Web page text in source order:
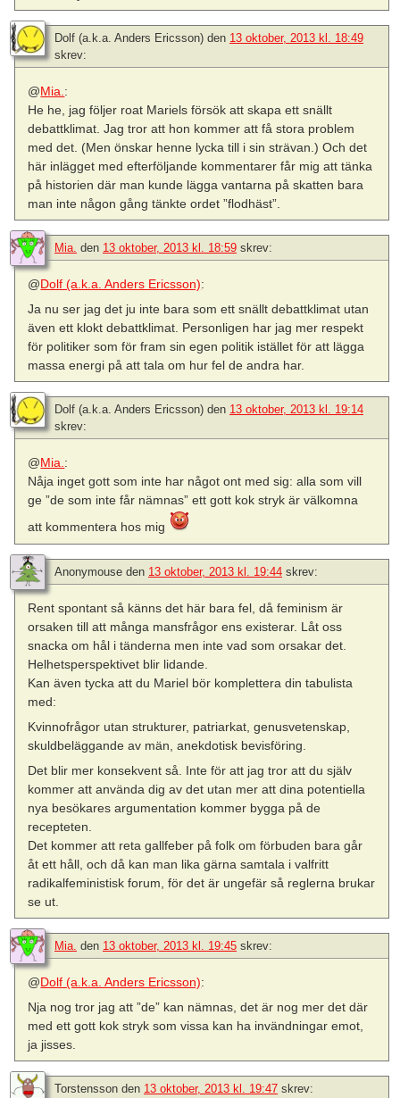
Dolf (a.k.a. Anders Ericsson) den 13 oktober, 2013 kl. 18:49
skrev:
@Mia. :
He he, jag följer roat Mariels försök att skapa ett snällt
debattklimat. Jag tror att hon kommer att få stora problem
med det. (Men önskar henne lycka till i sin strävan.) Och det
här inlägget med efterföljande kommentarer får mig att tänka
på historien där man kunde lägga vantarna på skatten bara
man inte någon gång tänkte ordet ”flodhäst”.
Mia. den 13 oktober, 2013 kl. 18:59 skrev:
@Dolf (a.k.a. Anders Ericsson):
Ja nu ser jag det ju inte bara som ett snällt debattklimat utan
även ett klokt debattklimat. Personligen har jag mer respekt
för politiker som för fram sin egen politik istället för att lägga
massa energi på att tala om hur fel de andra har.
Dolf (a.k.a. Anders Ericsson) den 13 oktober, 2013 kl. 19:14
skrev:
@Mia.:
Nåja inget gott som inte har något ont med sig: alla som vill
ge ”de som inte får nämnas” ett gott kok stryk är välkomna
att kommentera hos mig
Anonymouse den 13 oktober, 2013 kl. 19:44 skrev:
Rent spontant så känns det här bara fel, då feminism är
orsaken till att många mansfrågor ens existerar. Låt oss
snacka om hål i tänderna men inte vad som orsakar det.
Helhetsperspektivet blir lidande.
Kan även tycka att du Mariel bör komplettera din tabulista
med:
Kvinnofrågor utan strukturer, patriarkat, genusvetenskap,
skuldbeläggande av män, anekdotisk bevisföring.
Det blir mer konsekvent så. Inte för att jag tror att du själv
kommer att använda dig av det utan mer att dina potentiella
nya besökares argumentation kommer bygga på de
recepteten.
Det kommer att reta gallfeber på folk om förbuden bara går
åt ett håll, och då kan man lika gärna samtala i valfritt
radikalfeministisk forum, för det är ungefär så reglerna brukar
se ut.
Mia. den 13 oktober, 2013 kl. 19:45 skrev:
@Dolf (a.k.a. Anders Ericsson):
Nja nog tror jag att ”de” kan nämnas, det är nog mer det där
med ett gott kok stryk som vissa kan ha invändningar emot,
ja jisses.
Torstensson den 13 oktober, 2013 kl. 19:47 skrev: